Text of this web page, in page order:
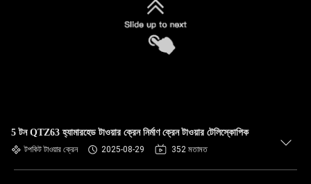
5 টন QTZ63 হ্যামারহেড টাওয়ার ক্রেন নির্মাণ ক্রেন টাওয়ার টেলিস্কোপিক
টপকিট টাওয়ার ক্রেন 2025-08-29 352 মতামত